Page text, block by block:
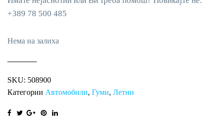
+389 78 500 485
Нема на залиха
SKU: 508900
Категории Автомобили, Гуми, Летни